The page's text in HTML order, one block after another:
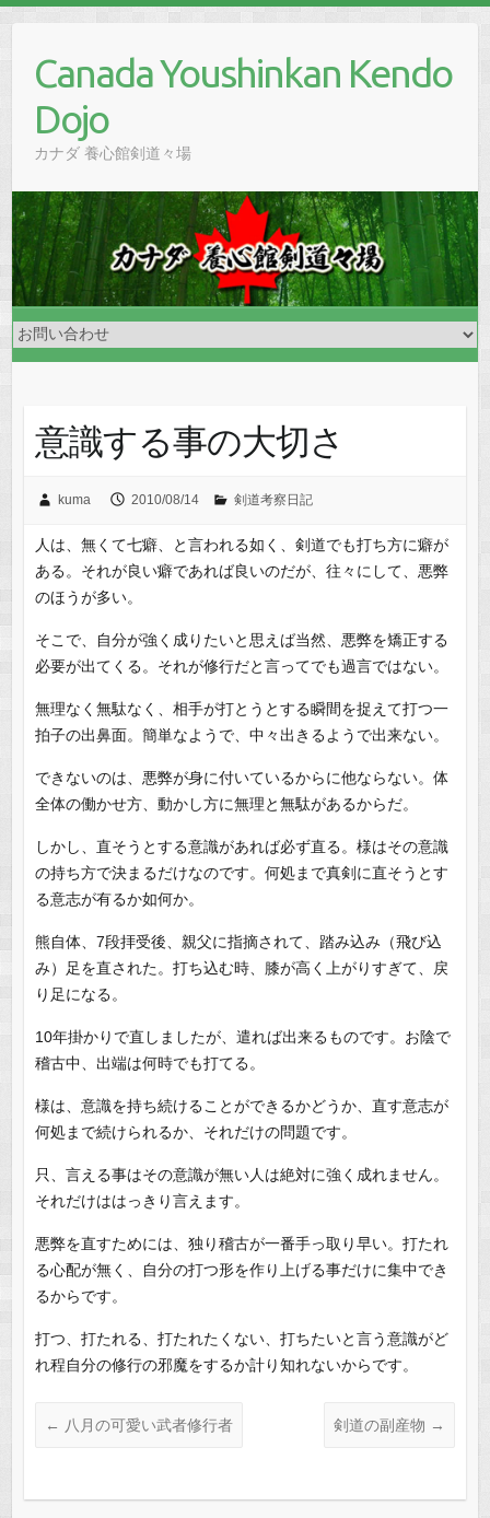
contentCanada Youshinkan Kendo
Dojo
カナダ 養心館剣道々場
意識する事の大切さ
kuma 2010/08/14 剣道考察日記
人は、無くて七癖、と言われる如く、剣道でも打ち方に癖が
ある。それが良い癖であれば良いのだが、往々にして、悪弊
のほうが多い。
そこで、自分が強く成りたいと思えば当然、悪弊を矯正する
必要が出てくる。それが修行だと言ってでも過言ではない。
無理なく無駄なく、相手が打とうとする瞬間を捉えて打つ一
拍子の出鼻面。簡単なようで、中々出きるようで出来ない。
できないのは、悪弊が身に付いているからに他ならない。体
全体の働かせ方、動かし方に無理と無駄があるからだ。
しかし、直そうとする意識があれば必ず直る。様はその意識
の持ち方で決まるだけなのです。何処まで真剣に直そうとす
る意志が有るか如何か。
熊自体、7段拝受後、親父に指摘されて、踏み込み（飛び込
み）足を直された。打ち込む時、膝が高く上がりすぎて、戻
り足になる。
10年掛かりで直しましたが、遣れば出来るものです。お陰で
稽古中、出端は何時でも打てる。
様は、意識を持ち続けることができるかどうか、直す意志が
何処まで続けられるか、それだけの問題です。
只、言える事はその意識が無い人は絶対に強く成れません。
それだけははっきり言えます。
悪弊を直すためには、独り稽古が一番手っ取り早い。打たれ
る心配が無く、自分の打つ形を作り上げる事だけに集中でき
るからです。
打つ、打たれる、打たれたくない、打ちたいと言う意識がど
れ程自分の修行の邪魔をするか計り知れないからです。
← 八月の可愛い武者修行者 剣道の副産物 →